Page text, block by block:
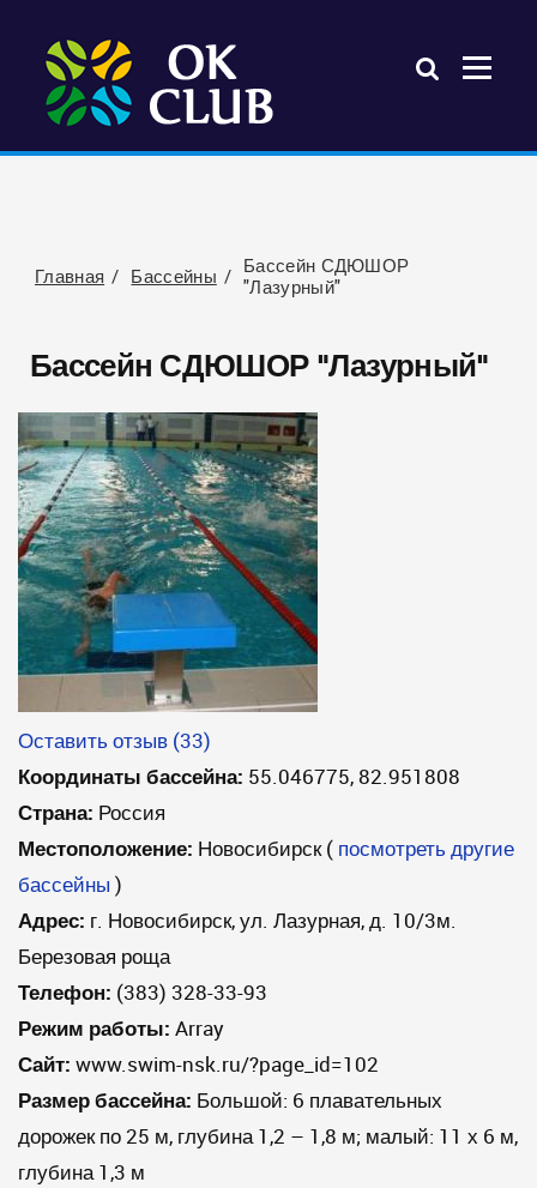
Главная Бассейны
Бассейн СДЮШОР
"Лазурный"
Бассейн СДЮШОР "Лазурный"
Оставить отзыв (33)
Координаты бассейна: 55.046775, 82.951808
Страна: Россия
Местоположение: Новосибирск( посмотреть другие
бассейны )
Адрес: г. Новосибирск, ул. Лазурная, д. 10/3м.
Березовая роща
Телефон: (383) 328-33-93
Режим работы: Array
Сайт: www.swim-nsk.ru/?page_id=102
Размер бассейна: Большой: 6 плавательных
дорожек по 25 м, глубина 1,2 – 1,8 м; малый: 11 х 6 м,
глубина 1,3 м